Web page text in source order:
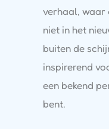
verhaal, waar
niet in het
buiten de
inspirerend
een bekend
bent.